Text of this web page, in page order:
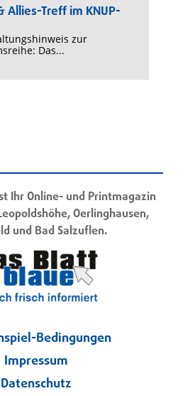
Allies-Treff im KNUP-
zur
Das...
Ihr Online- und Printmagazin
Oerlinghausen,
und Bad Salzuflen.
Bedingungen
Impressum
Datenschutz